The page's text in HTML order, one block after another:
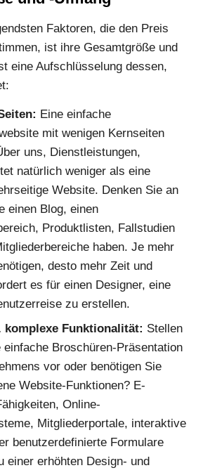
Faktoren, die den Preis
ist ihre Gesamtgröße und
eine Aufschlüsselung dessen,
Eine einfache
mit wenigen Kernseiten
uns, Dienstleistungen,
natürlich weniger als eine
Website. Denken Sie an
einen Blog, einen
Produktlisten, Fallstudien
haben. Je mehr
desto mehr Zeit und
es für einen Designer, eine
zu erstellen.
komplexe Funktionalität: Stellen
einfache Broschüren-Präsentation
vor oder benötigen Sie
Website-Funktionen? E-
Online-
Mitgliederportale, interaktive
benutzerdefinierte Formulare
einer erhöhten Design- und